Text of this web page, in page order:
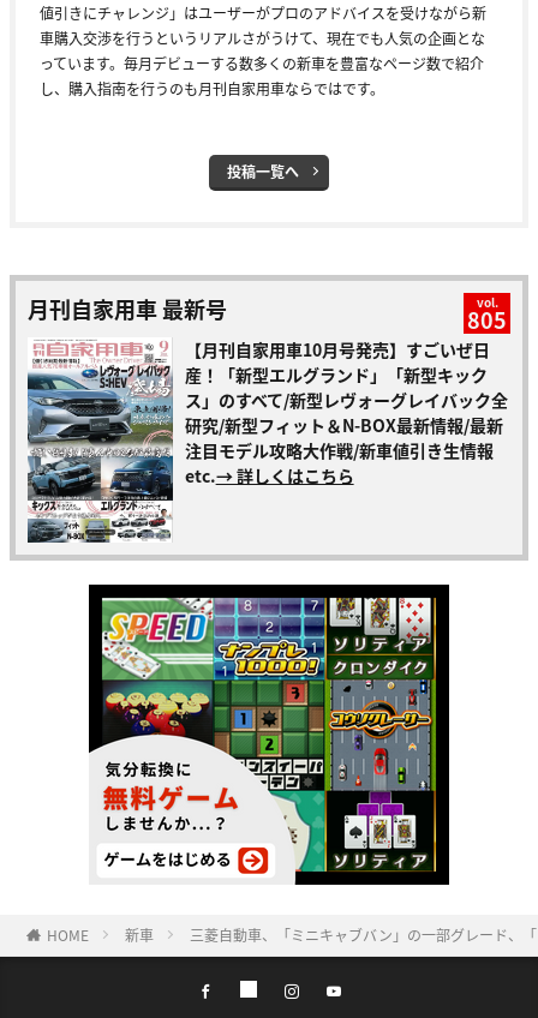
値引きにチャレンジ」はユーザーがプロのアドバイスを受けながら新
車購入交渉を行うというリアルさがうけて、現在でも人気の企画とな
っています。毎月デビューする数多くの新車を豊富なページ数で紹介
し、購入指南を行うのも月刊自家用車ならではです。
投稿一覧へ
月刊自家用車 最新号 vol.
805
【月刊自家用車10月号発売】すごいぜ日
産！「新型エルグランド」「新型キック
ス」のすべて/新型レヴォーグレイバック全
研究/新型フィット＆N-BOX最新情報/最新
注目モデル攻略大作戦/新車値引き生情報
etc.→ 詳しくはこちら
HOME 新車 三菱自動車、「ミニキャブバン」の一部グレード、